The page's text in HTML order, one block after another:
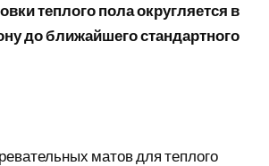
теплого пола округляется в
до ближайшего стандартного
матов для теплого